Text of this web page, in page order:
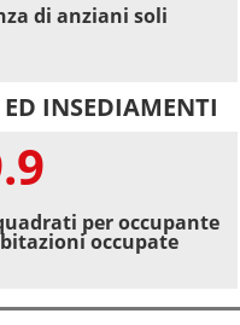
di anziani soli
INSEDIAMENTI
per occupante
occupate